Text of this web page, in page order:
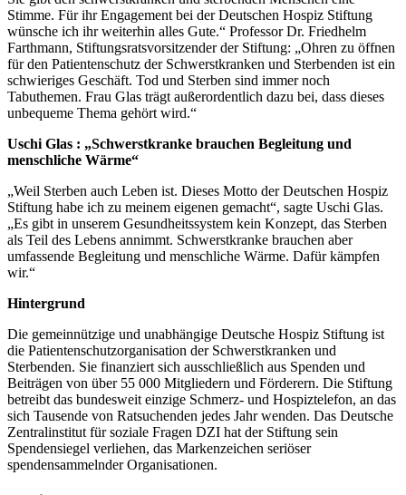
Stimme. Für ihr Engagement bei der Deutschen Hospiz Stiftung
wünsche ich ihr weiterhin alles Gute.“ Professor Dr. Friedhelm
Farthmann, Stiftungsratsvorsitzender der Stiftung: „Ohren zu öffnen
für den Patientenschutz der Schwerstkranken und Sterbenden ist ein
schwieriges Geschäft. Tod und Sterben sind immer noch
Tabuthemen. Frau Glas trägt außerordentlich dazu bei, dass dieses
unbequeme Thema gehört wird.“
Uschi Glas : „Schwerstkranke brauchen Begleitung und
menschliche Wärme“
„Weil Sterben auch Leben ist. Dieses Motto der Deutschen Hospiz
Stiftung habe ich zu meinem eigenen gemacht“, sagte Uschi Glas.
„Es gibt in unserem Gesundheitssystem kein Konzept, das Sterben
als Teil des Lebens annimmt. Schwerstkranke brauchen aber
umfassende Begleitung und menschliche Wärme. Dafür kämpfen
wir.“
Hintergrund
Die gemeinnützige und unabhängige Deutsche Hospiz Stiftung ist
die Patientenschutzorganisation der Schwerstkranken und
Sterbenden. Sie finanziert sich ausschließlich aus Spenden und
Beiträgen von über 55 000 Mitgliedern und Förderern. Die Stiftung
betreibt das bundesweit einzige Schmerz- und Hospiztelefon, an das
sich Tausende von Ratsuchenden jedes Jahr wenden. Das Deutsche
Zentralinstitut für soziale Fragen DZI hat der Stiftung sein
Spendensiegel verliehen, das Markenzeichen seriöser
spendensammelnder Organisationen.